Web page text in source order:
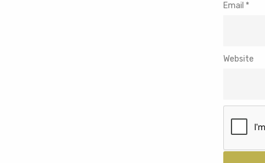
Email *
Website